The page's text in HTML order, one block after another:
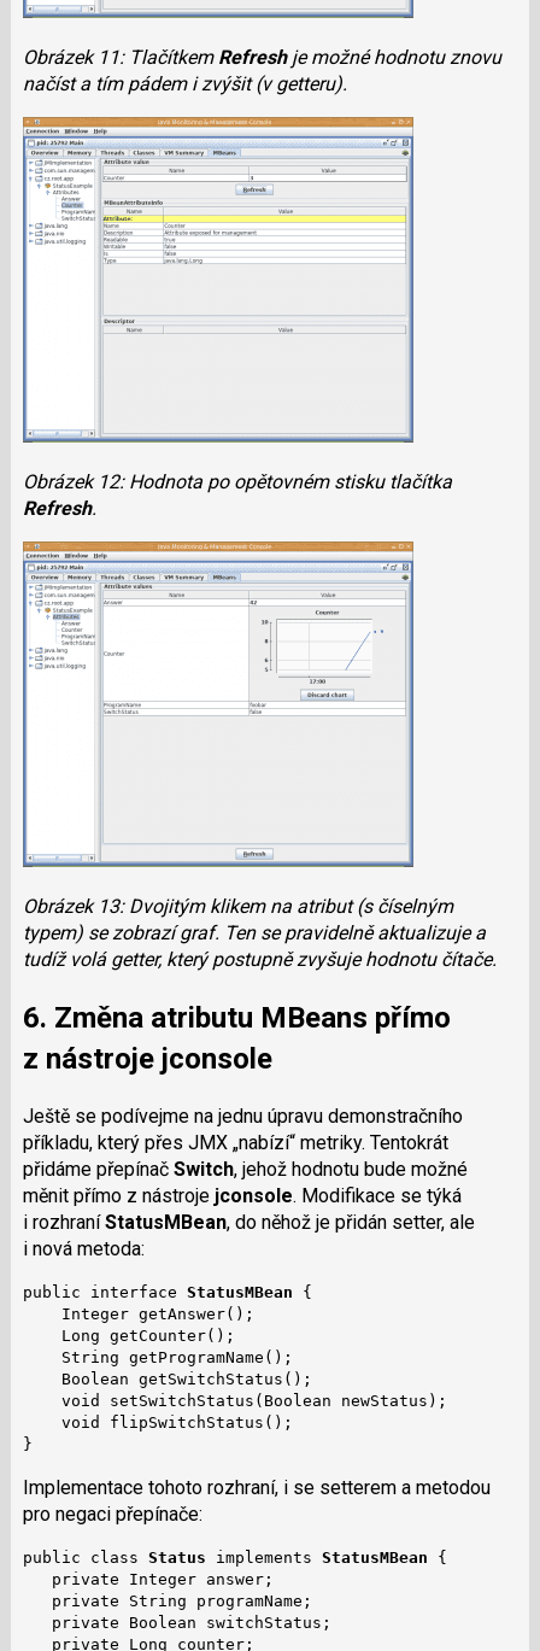
Obrázek 11: Tlačítkem Refreshje možné hodnotu znovu
načíst a tím pádem i zvýšit (v getteru).
Obrázek 12: Hodnota po opětovném stisku tlačítka
Refresh.
Obrázek 13: Dvojitým klikem na atribut (s číselným
typem) se zobrazí graf. Ten se pravidelně aktualizuje a
tudíž volá getter, který postupně zvyšuje hodnotu čítače.
6. Změna atributu MBeans přímo
z nástroje jconsole
Ještě se podívejme na jednu úpravu demonstračního
příkladu, který přes JMX „nabízí“ metriky. Tentokrát
přidáme přepínač Switch, jehož hodnotu bude možné
měnit přímo z nástroje jconsole. Modifikace se týká
i rozhraníStatusMBean, do něhož je přidán setter, ale
i nová metoda:
public interface StatusMBean {
    Integer getAnswer();
    Long getCounter();
    String getProgramName();
    Boolean getSwitchStatus();
    void setSwitchStatus(Boolean newStatus);
    void flipSwitchStatus();
}
Implementace tohoto rozhraní, i se setterem a metodou
pro negaci přepínače:
public class Status implements StatusMBean {
   private Integer answer;
   private String programName;
   private Boolean switchStatus;
   private Long counter;